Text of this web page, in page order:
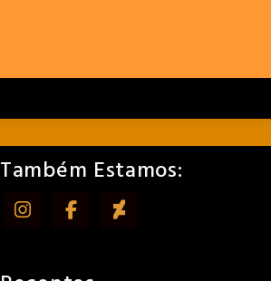
Também Estamos: